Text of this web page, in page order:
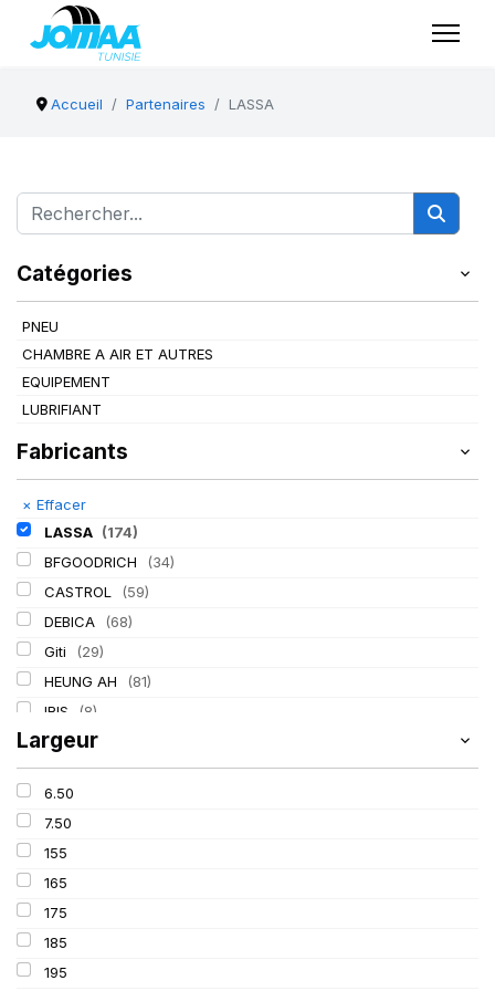
Accueil Partenaires LASSA
Catégories
PNEU
CHAMBRE A AIR ET AUTRES
EQUIPEMENT
LUBRIFIANT
Fabricants
× Effacer
LASSA (174)
BFGOODRICH
(34)
CASTROL
(59)
DEBICA
(68)
Giti
(29)
HEUNG AH
(81)
IRIS
(8)
ITALMATIC
KLEBER (116)
LING LONG
MICHELIN
MITAS
Mondolfo ferro
PIRELLI
PROMETEON
SCHRADER
Largeur
6.50
7.50
155
165
175
185
195